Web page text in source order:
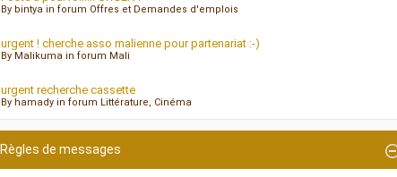
By bintya in forum Offres et Demandes d'emplois
urgent ! cherche asso malienne pour partenariat :-)
By Malikuma in forum Mali
urgent recherche cassette
By hamady in forum Littérature, Cinéma
Règles de messages